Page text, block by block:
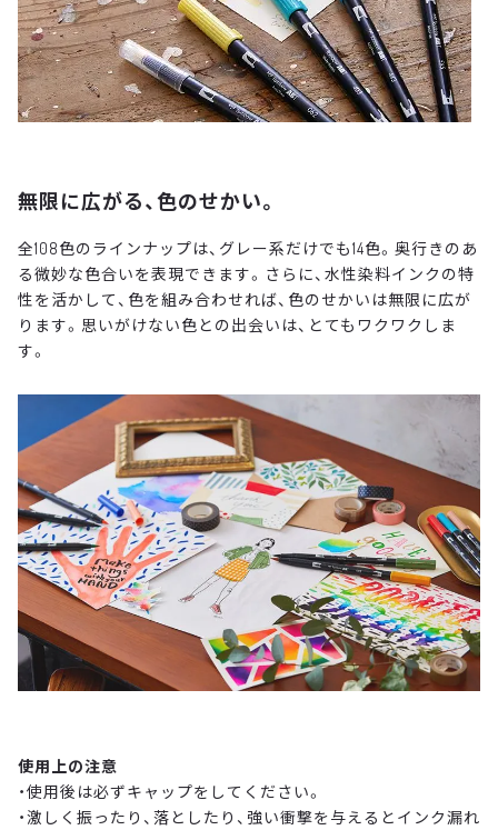
無限に広がる、色のせかい。
全108色のラインナップは、グレー系だけでも14色。奥行きのあ
る微妙な色合いを表現できます。さらに、水性染料インクの特
性を活かして、色を組み合わせれば、色のせかいは無限に広が
ります。思いがけない色との出会いは、とてもワクワクしま
す。
使用上の注意
・使用後は必ずキャップをしてください。
・激しく振ったり、落としたり、強い衝撃を与えるとインク漏れ